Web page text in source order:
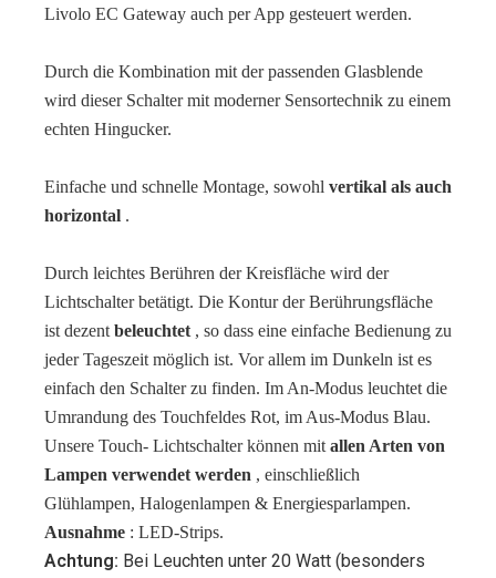
Livolo EC Gateway auch per App gesteuert werden.
Durch die Kombination mit der passenden Glasblende
wird dieser Schalter mit moderner Sensortechnik zu einem
echten Hingucker.
Einfache und schnelle Montage, sowohl vertikal als auch
horizontal .
Durch leichtes Berühren der Kreisfläche wird der
Lichtschalter betätigt. Die Kontur der Berührungsfläche
ist dezent beleuchtet , so dass eine einfache Bedienung zu
jeder Tageszeit möglich ist. Vor allem im Dunkeln ist es
einfach den Schalter zu finden. Im An-Modus leuchtet die
Umrandung des Touchfeldes Rot, im Aus-Modus Blau.
Unsere Touch- Lichtschalter können mit allen Arten von
Lampen verwendet werden , einschließlich
Glühlampen, Halogenlampen & Energiesparlampen.
Ausnahme : LED-Strips.
Achtung: Bei Leuchten unter 20 Watt (besonders